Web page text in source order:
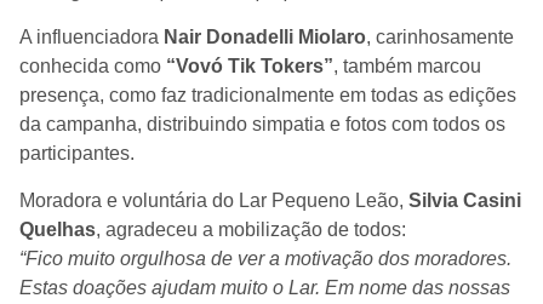
A influenciadora Nair Donadelli Miolaro, carinhosamente
conhecida como “Vovó Tik Tokers”, também marcou
presença, como faz tradicionalmente em todas as edições
da campanha, distribuindo simpatia e fotos com todos os
participantes.
Moradora e voluntária do Lar Pequeno Leão, Silvia Casini
Quelhas, agradeceu a mobilização de todos:
“Fico muito orgulhosa de ver a motivação dos moradores.
Estas doações ajudam muito o Lar. Em nome das nossas